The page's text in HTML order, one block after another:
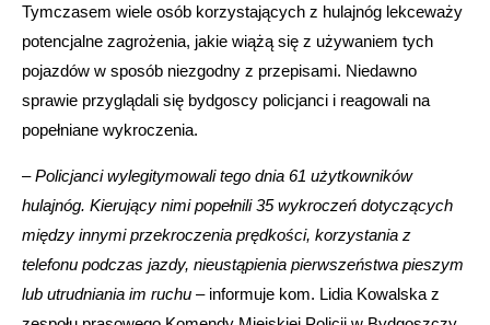
Tymczasem wiele osób korzystających z hulajnóg lekceważy
potencjalne zagrożenia, jakie wiążą się z używaniem tych
pojazdów w sposób niezgodny z przepisami. Niedawno
sprawie przyglądali się bydgoscy policjanci i reagowali na
popełniane wykroczenia.
–Policjanci wylegitymowali tego dnia 61 użytkowników
hulajnóg. Kierujący nimi popełnili 35 wykroczeń dotyczących
między innymi przekroczenia prędkości, korzystania z
telefonu podczas jazdy, nieustąpienia pierwszeństwa pieszym
lub utrudniania im ruchu – informuje kom. Lidia Kowalska z